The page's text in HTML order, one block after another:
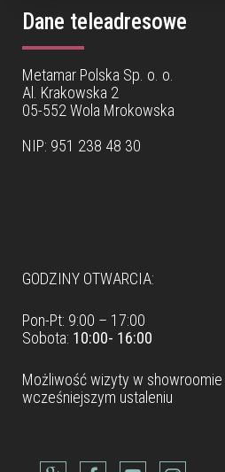
Dane teleadresowe
Metamar Polska Sp. o. o.
Al. Krakowska 2
05-552 Wola Mrokowska
NIP: 951 238 48 30
GODZINY OTWARCIA:
Pon-Pt: 9:00 – 17:00
Sobota: 10:00- 16:00
Możliwość wizyty w showroomie
wcześniejszym ustaleniu